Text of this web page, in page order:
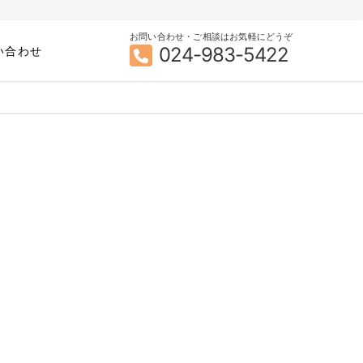
合わせ
お問い合わせ・ご相談はお気軽にどうぞ
024-983-5422